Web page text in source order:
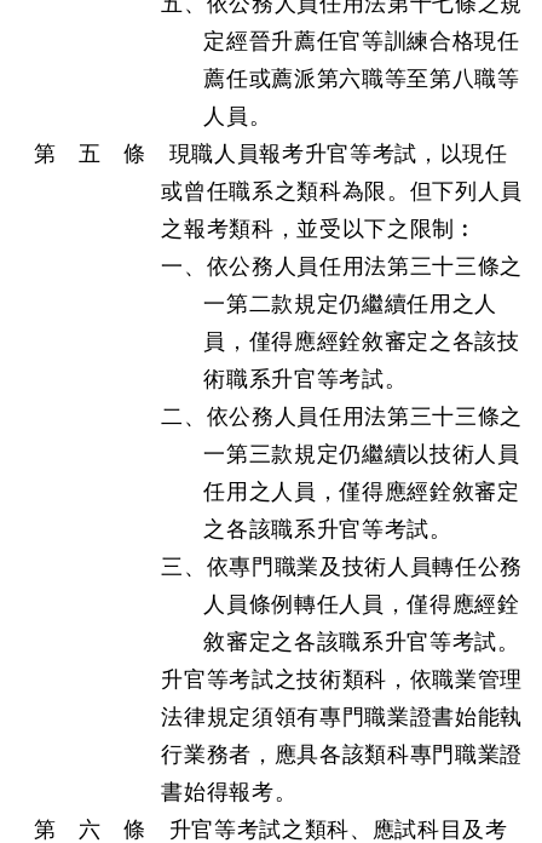
定經晉升薦任官等訓練合格現任
薦任或薦派第六職等至第八職等
人員。
第 五 條 現職人員報考升官等考試，以現任
或曾任職系之類科為限。但下列人員
之報考類科，並受以下之限制︰
一、依公務人員任用法第三十三條之
一第二款規定仍繼續任用之人
員，僅得應經銓敘審定之各該技
術職系升官等考試。
二、依公務人員任用法第三十三條之
一第三款規定仍繼續以技術人員
任用之人員，僅得應經銓敘審定
之各該職系升官等考試。
三、依專門職業及技術人員轉任公務
人員條例轉任人員，僅得應經銓
敘審定之各該職系升官等考試。
升官等考試之技術類科，依職業管理
法律規定須領有專門職業證書始能執
行業務者，應具各該類科專門職業證
書始得報考。
第 六 條 升官等考試之類科、應試科目及考